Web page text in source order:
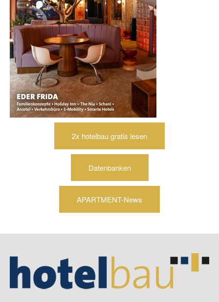
2x hotelbau gratis lesen
Datenbanken
APARTMENT-News